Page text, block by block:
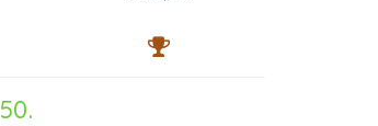
50.